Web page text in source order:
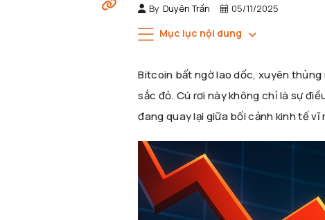
By Duyên Trần 05/11/2025
Mục lục nội dung
Bitcoin bất ngờ lao dốc, xuyên
sắc đỏ. Cú rơi này không chỉ là sự
đang quay lại giữa bối cảnh kinh tế vĩ